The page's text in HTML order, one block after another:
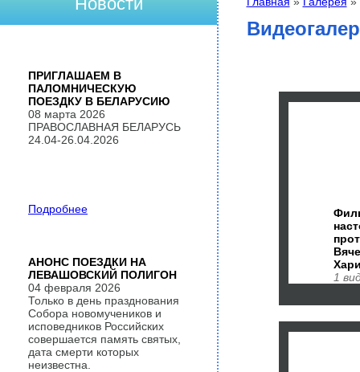
Вы здесь
1
ПРИГЛАШАЕМ В
ПАЛОМНИЧЕСКУЮ
ПОЕЗДКУ В БЕЛАРУСИЮ
08 марта 2026
ПРАВОСЛАВНАЯ БЕЛАРУСЬ
24.04-26.04.2026
Подробнее
АНОНС ПОЕЗДКИ НА
ЛЕВАШОВСКИЙ ПОЛИГОН
04 февраля 2026
Только в день празднования
Собора новомучеников и
исповедников Российских
совершается память святых,
дата смерти которых
неизвестна.